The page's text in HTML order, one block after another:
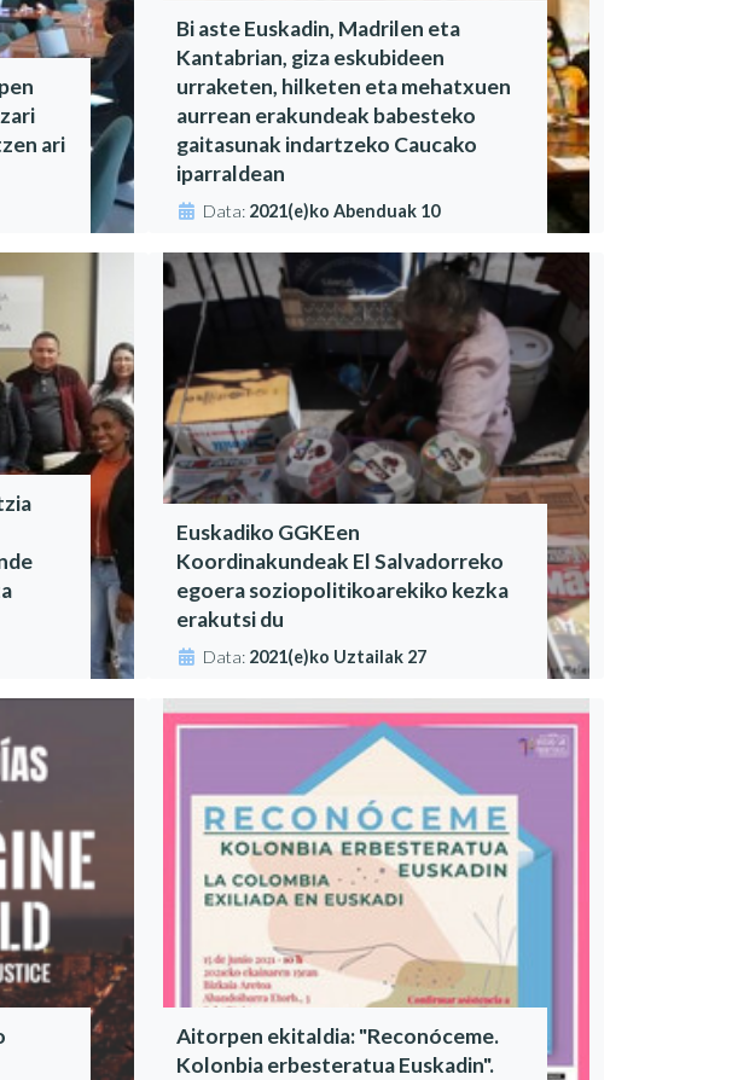
ari
Bi aste Euskadin, Madrilen eta
Kantabrian, giza eskubideen
urraketen, hilketen eta mehatxuen
aurrean erakundeak babesteko
gaitasunak indartzeko Caucako
iparraldean
Data: 2021(e)ko Abenduak 10
Euskadiko GGKEen
Koordinakundeak El Salvadorreko
egoera soziopolitikoarekiko kezka
erakutsi du
Data: 2021(e)ko Uztailak 27
Aitorpen ekitaldia: "Reconóceme.
Kolonbia erbesteratua Euskadin".